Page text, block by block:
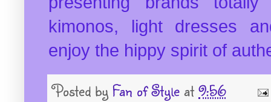
kimonos, light dresses
enjoy the hippy spirit of
Posted by Fan of Style at 9:56